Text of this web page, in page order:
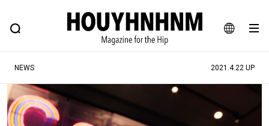
JA
EN
FEATURE BLOG SNAP
ヒップなファッション、カルチャー、ライフスタイルWEBマガジン
#注目のタグ
NEWS 2021.4.22 UP